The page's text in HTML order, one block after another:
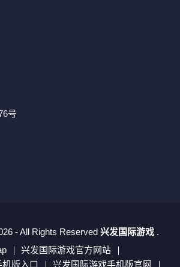
号
- All Rights Reserved 兴发国际游戏 .
兴发国际游戏官方网站
版入口
兴发国际游戏手机版官网